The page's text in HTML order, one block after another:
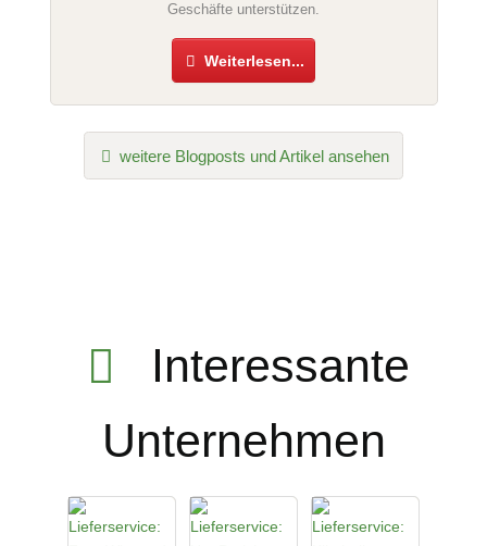
Geschäfte unterstützen.
Weiterlesen...
weitere Blogposts und Artikel ansehen
Interessante
Unternehmen